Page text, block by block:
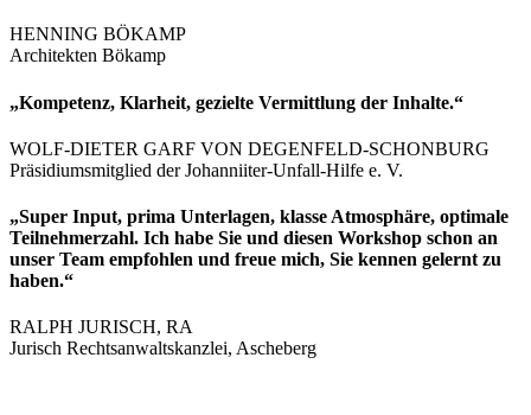
HENNING BÖKAMP
Architekten Bökamp
„Kompetenz, Klarheit, gezielte Vermittlung der Inhalte.“
WOLF-DIETER GARF VON DEGENFELD-SCHONBURG
Präsidiumsmitglied der Johanniiter-Unfall-Hilfe e. V.
„Super Input, prima Unterlagen, klasse Atmosphäre, optimale
Teilnehmerzahl. Ich habe Sie und diesen Workshop schon an
unser Team empfohlen und freue mich, Sie kennen gelernt zu
haben.“
RALPH JURISCH, RA
Jurisch Rechtsanwaltskanzlei, Ascheberg